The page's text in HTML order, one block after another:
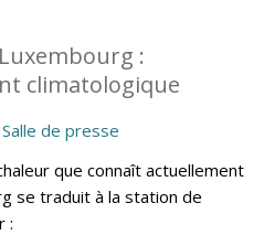
:
climatologique
Salle de presse
que connaît actuellement
se traduit à la station de
: